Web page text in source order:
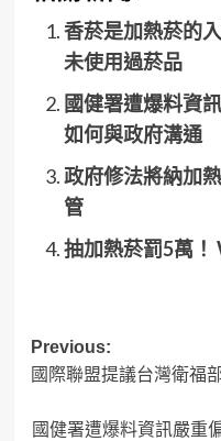
香菸是加熱菸的
未使用過菸品
國健署遭爆料資
如何與政府溝通
政府修法將納加
管
抽加熱菸罰5萬！
Post
navigation
Previous:
國際聯盟提議台灣衛福
國健署遭爆料資訊嚴重